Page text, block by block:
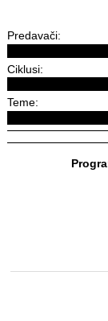
Predavači:
Ciklusi:
Teme: